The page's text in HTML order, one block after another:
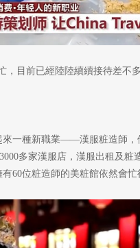
，目前已經陸陸續續接待差不
來一種新職業——漢服粧造師，
多家漢服店，漢服出租及粧
60位粧造師的美粧館依然會忙